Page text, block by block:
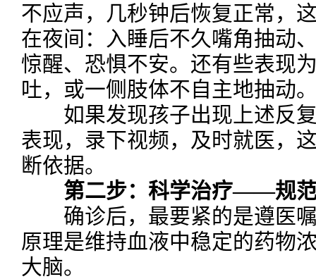
不应声，几秒钟后恢复正常，
在夜间：入睡后不久嘴角抽动
惊醒、恐惧不安。还有些表现
吐，或一侧肢体不自主地抽动
如果发现孩子出现上述反复
表现，录下视频，及时就医，
断依据。
第二步：科学治疗——规
确诊后，最要紧的是遵医嘱
原理是维持血液中稳定的药物
大脑。